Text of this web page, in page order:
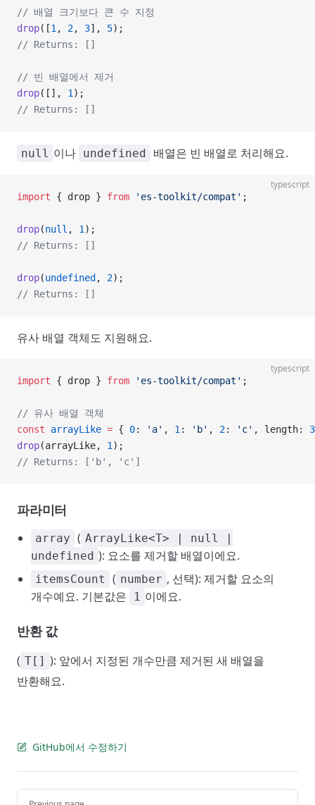
// 배열 크기보다 큰 수 지정
drop([1 , 2, 3], 5);
// Returns: []
// 빈 배열에서 제거
drop([], 1 );
// Returns: []
null 이나 undefined 배열은 빈 배열로 처리해요.
typescript
import { drop } from 'es-toolkit/compat' ;
drop(null , 1 );
// Returns: []
drop(undefined , 2);
// Returns: []
유사 배열 객체도 지원해요.
typescript
import { drop } from 'es-toolkit/compat' ;
// 유사 배열 객체
const arrayLike = { 0: 'a' , 1 : 'b' , 2: 'c' , length: 3
drop(arrayLike, 1 );
// Returns: ['b', 'c']
파라미터
array ( ArrayLike<T> | null |
undefined ): 요소를 제거할 배열이에요.
itemsCount ( number , 선택): 제거할 요소의
개수예요. 기본값은
1 이에요.
반환 값
( T[] ): 앞에서 지정된 개수만큼 제거된 새 배열을
반환해요.
GitHub에서 수정하기
Pager